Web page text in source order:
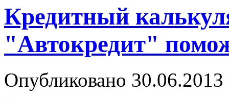
Кредитный
"Автокредит"
Опубликовано